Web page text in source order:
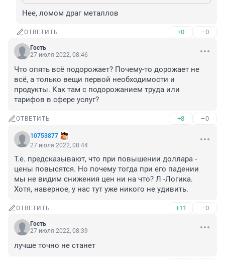
Нее, ломом драг металлов
ОТВЕТИТЬ +0 –0
Гость
27 июля 2022, 08:46
Что опять всё подорожает? Почему-то дорожает не
всё, а только вещи первой необходимости и
продукты. Как там с подорожанием труда или
тарифов в сфере услуг?
ОТВЕТИТЬ +8 –0
10753877
27 июля 2022, 08:44
Т.е. предсказывают, что при повышении доллара -
цены повысятся. Но почему тогда при его падении
мы не видим снижения цен ни на что? Л -Логика.
Хотя, наверное, у нас тут уже никого не удивить.
ОТВЕТИТЬ +11 –0
Гость
27 июля 2022, 08:39
лучше точно не станет